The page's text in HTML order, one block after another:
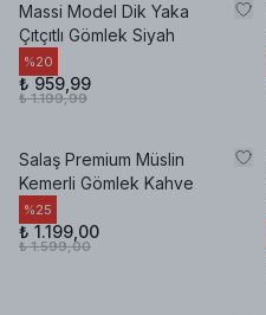
Massi Model Dik Yaka
Çıtçıtlı Gömlek Siyah
%20
₺ 959,99
₺ 1.199,99
Salaş Premium Müslin
Kemerli Gömlek Kahve
%25
₺ 1.199,00
₺ 1.599,00